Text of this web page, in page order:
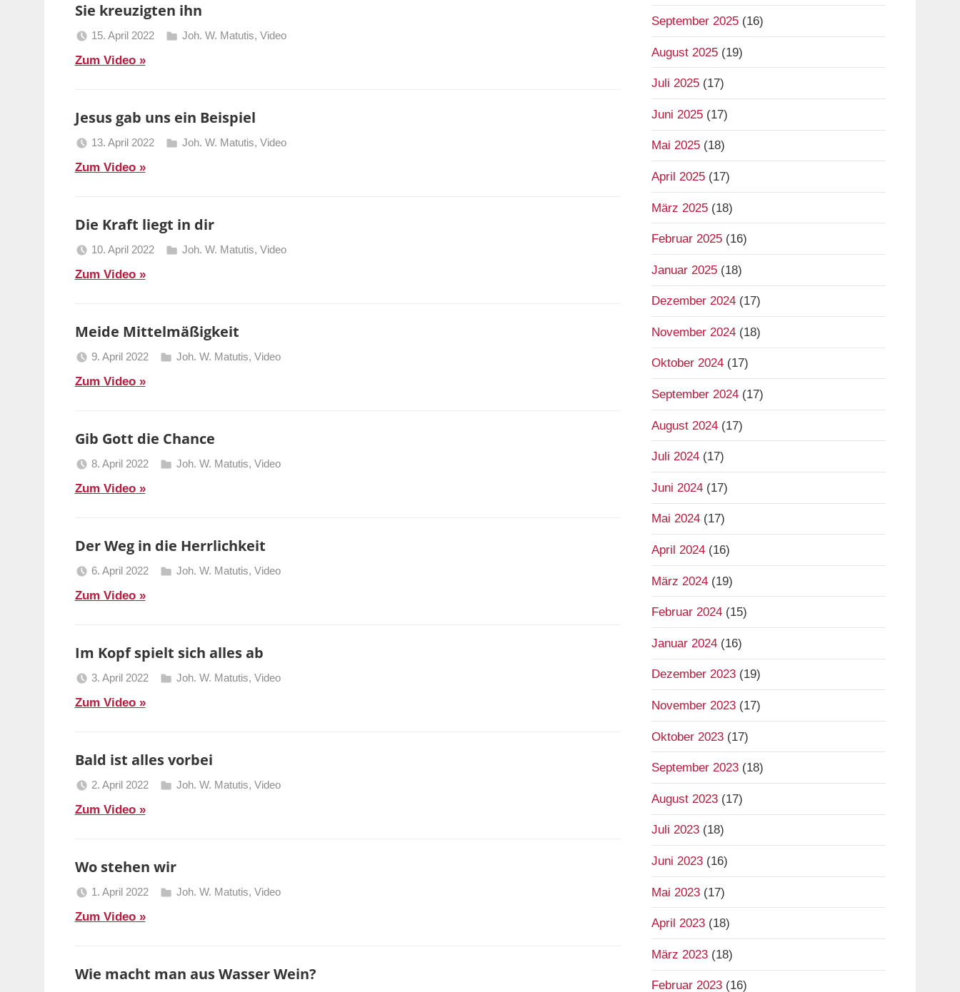
Sie kreuzigten ihn
15. April 2022
Joh. W. Matutis, Video
Zum Video
Jesus gab uns ein Beispiel
13. April 2022
Joh. W. Matutis, Video
Zum Video
Die Kraft liegt in dir
10. April 2022
Joh. W. Matutis, Video
Zum Video
Meide Mittelmäßigkeit
9. April 2022
Joh. W. Matutis, Video
Zum Video
Gib Gott die Chance
8. April 2022
Joh. W. Matutis, Video
Zum Video
Der Weg in die Herrlichkeit
6. April 2022
Joh. W. Matutis, Video
Zum Video
Im Kopf spielt sich alles ab
3. April 2022
Joh. W. Matutis, Video
Zum Video
Bald ist alles vorbei
2. April 2022
Joh. W. Matutis, Video
Zum Video
Wo stehen wir
1. April 2022
Joh. W. Matutis, Video
Zum Video
Wie macht man aus Wasser Wein?
September 2025(16)
August 2025(19)
Juli 2025(17)
Juni 2025(17)
Mai 2025(18)
April 2025(17)
März 2025(18)
Februar 2025(16)
Januar 2025(18)
Dezember 2024(17)
November 2024(18)
Oktober 2024(17)
September 2024(17)
August 2024(17)
Juli 2024(17)
Juni 2024(17)
Mai 2024(17)
April 2024(16)
März 2024(19)
Februar 2024(15)
Januar 2024(16)
Dezember 2023(19)
November 2023(17)
Oktober 2023(17)
September 2023(18)
August 2023(17)
Juli 2023(18)
Juni 2023(16)
Mai 2023(17)
April 2023(18)
März 2023(18)
Februar 2023(16)